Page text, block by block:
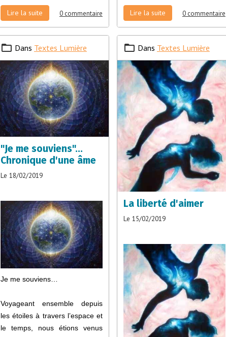
Lire la suite 0 commentaire Lire la suite 0 commentaire
Dans Textes Lumière
"Je me souviens"...
Chronique d'une âme
Le 18/02/2019
Je me souviens…
Voyageant ensemble depuis
les étoiles à travers l’espace et
le temps, nous étions venus
Dans Textes Lumière
La liberté d'aimer
Le 15/02/2019